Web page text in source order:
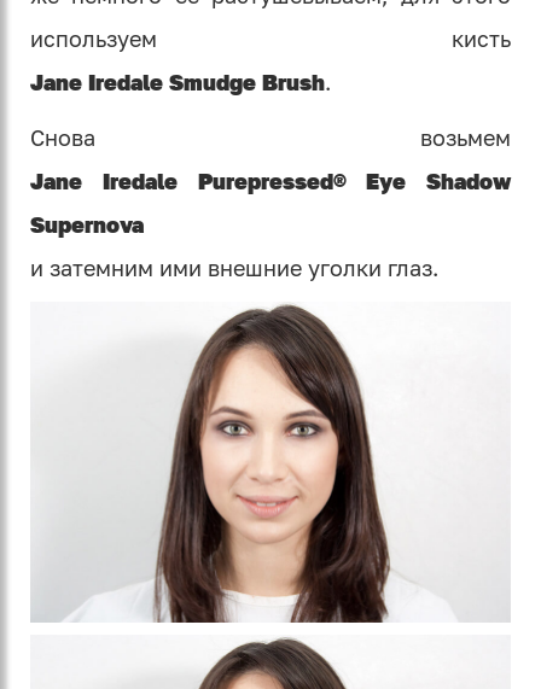
используем кисть
Jane Iredale Smudge Brush.
Снова возьмем
Jane Iredale Purepressed® Eye Shadow
Supernova
и затемним ими внешние уголки глаз.